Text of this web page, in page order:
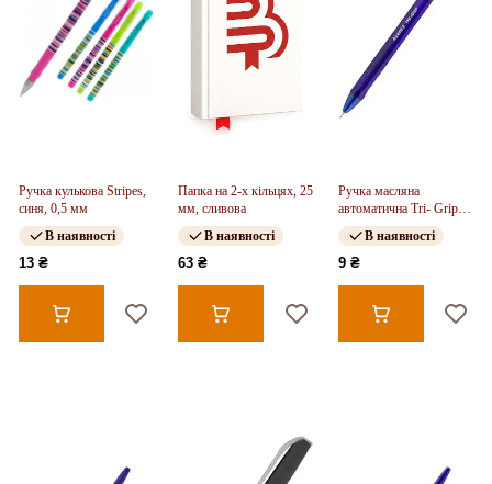
Ручка кулькова Stripes,
синя, 0,5 мм
В наявності
13 ₴
Папка на 2-х кільцях, 25
мм, сливова
В наявності
63 ₴
Ручка масляна
автоматична Tri- Grip,
синя, 0,7 мм
В наявності
9 ₴